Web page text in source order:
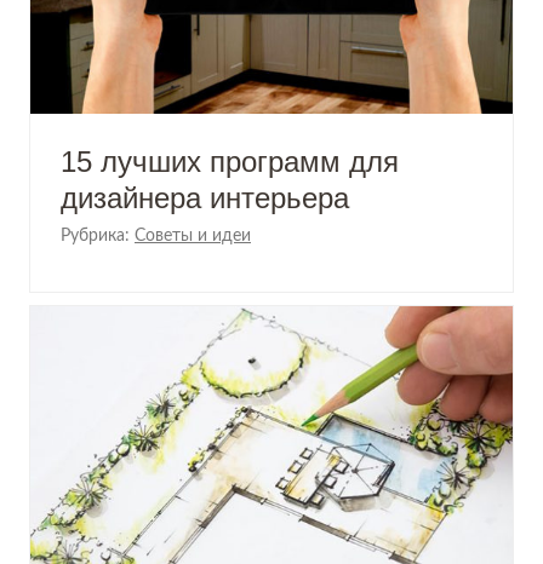
15 лучших программ для
дизайнера интерьера
Рубрика: Советы и идеи